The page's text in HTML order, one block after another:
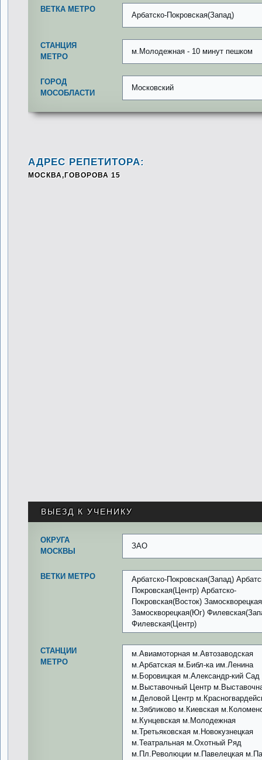
ВЕТКА МЕТРО
Арбатско-Покровская(Запад)
СТАНЦИЯ
МЕТРО
м.Молодежная - 10 минут пешком
ГОРОД
МОСОБЛАСТИ
Московский
АДРЕС РЕПЕТИТОРА:
МОСКВА,ГОВОРОВА 15
ВЫЕЗД К УЧЕНИКУ
ОКРУГА
МОСКВЫ
ЗАО
ВЕТКИ МЕТРО
Арбатско-Покровская(Запад)
Покровская(Центр) Арбатско-
Покровская(Восток)
Замоскворецкая(Юг)
Филевская(Центр)
СТАНЦИИ
МЕТРО
м.Авиамоторная м.Автозаводская
м.Арбатская м.Библ-ка им.Ленина
м.Боровицкая м.Александр-кий
м.Выставочный Центр
м.Деловой Центр
м.Зябликово м.Киевская
м.Кунцевская м.Молодежная
м.Третьяковская м.Новокузнецкая
м.Театральная м.Охотный Ряд
м.Пл.Революции м.Павелецкая